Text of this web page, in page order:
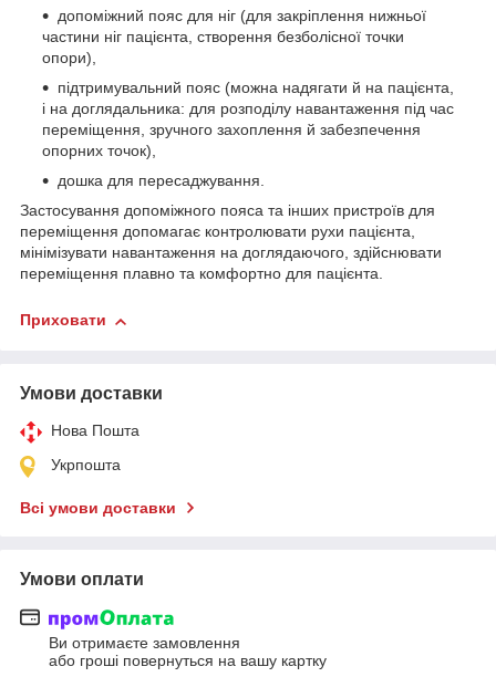
допоміжний пояс для ніг (для закріплення нижньої
частини ніг пацієнта, створення безболісної точки
опори),
підтримувальний пояс (можна надягати й на пацієнта,
і на доглядальника: для розподілу навантаження під час
переміщення, зручного захоплення й забезпечення
опорних точок),
дошка для пересаджування.
Застосування допоміжного пояса та інших пристроїв для
переміщення допомагає контролювати рухи пацієнта,
мінімізувати навантаження на доглядаючого, здійснювати
переміщення плавно та комфортно для пацієнта.
Приховати
Умови доставки
Нова Пошта
Укрпошта
Всі умови доставки
Умови оплати
Ви отримаєте замовлення
або гроші повернуться на вашу картку